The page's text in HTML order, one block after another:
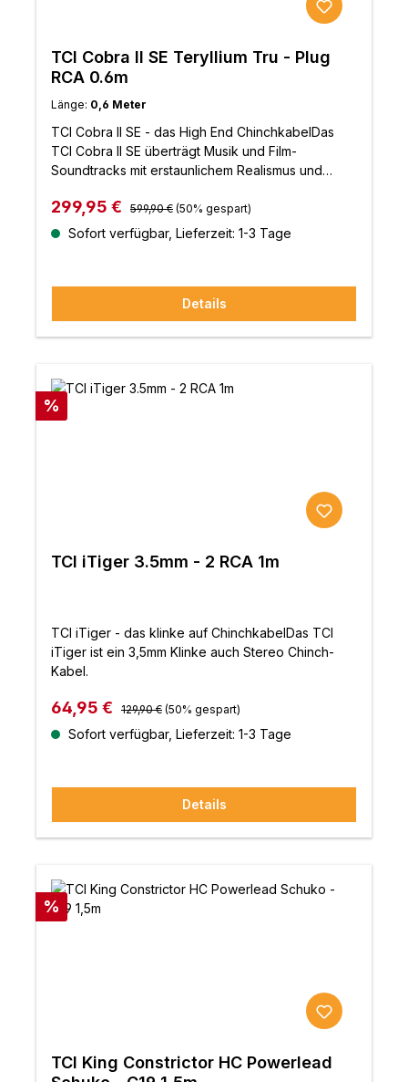
TCI Cobra II SE Teryllium Tru - Plug
RCA 0.6m
Länge: 0,6 Meter
TCI Cobra II SE - das High End ChinchkabelDas
TCI Cobra II SE überträgt Musik und Film-
Soundtracks mit erstaunlichem Realismus und
prickelnden Details.Es bewahrt die Kontrolle mit
hervorragender Abbildung und der Fähigkeit,
musikalischen Realismus, der unserer Meinung
nach unübertroffen istEigenschaften:SP-OFC
versilberte Leiter aus einer Legierung aus der
HochtechnologiePTFE-Kaptonband in
OFC-Schirm mit hoher DichteVersilberter Tellur-
Kupfer-MittelstiftHochwertige versilberte True-
Plug™ RCA-SteckerBleifreies, hochreines
Verkaufspreis:
299,95 € Regulärer Preis:
599,90 € (50% gespart)
Sofort verfügbar, Lieferzeit: 1-3 Tage
Details
Rabatt
%
TCI iTiger 3.5mm - 2 RCA 1m
TCI iTiger - das klinke auf ChinchkabelDas TCI
iTiger ist ein 3,5mm Klinke auch Stereo Chinch-
Kabel.
Verkaufspreis:
64,95 € Regulärer Preis:
129,90 € (50% gespart)
Sofort verfügbar, Lieferzeit: 1-3 Tage
Details
Rabatt
%
TCI King Constrictor HC Powerlead